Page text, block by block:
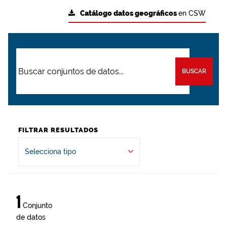
Catálogo datos geográficosen CSW
BUSCAR
FILTRAR RESULTADOS
Selecciona tipo
1 Conjunto
de datos